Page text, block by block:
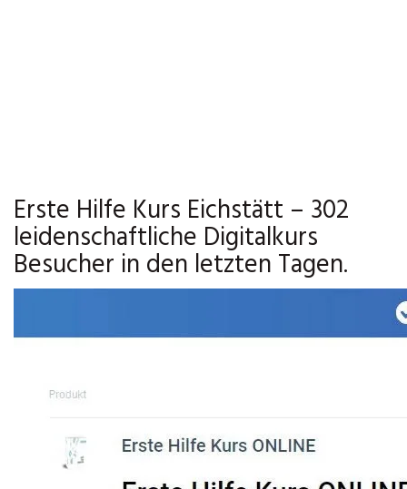
Erste Hilfe Kurs Eichstätt – 302
leidenschaftliche Digitalkurs
Besucher in den letzten Tagen.